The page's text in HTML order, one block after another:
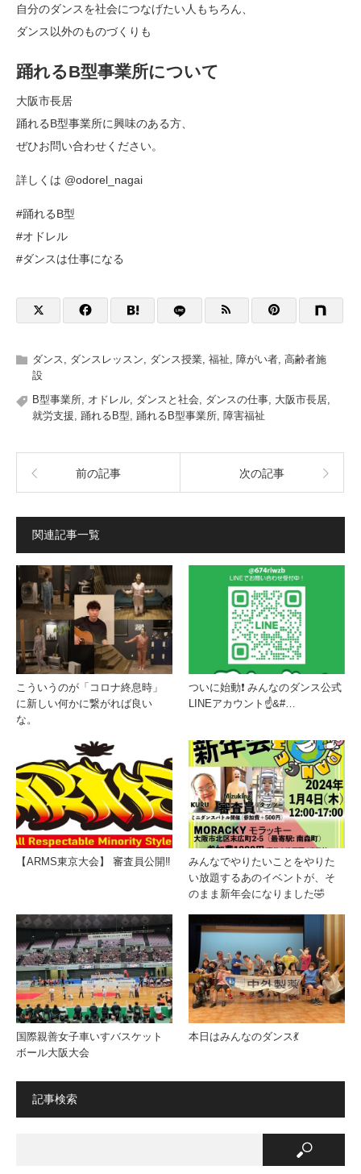
自分のダンスを社会につなげたい人もちろん、
ダンス以外のものづくりも
踊れるB型事業所について
大阪市長居
踊れるB型事業所に興味のある方、
ぜひお問い合わせください。
詳しくは @odorel_nagai
#踊れるB型
#オドレル
#ダンスは仕事になる
ダンス ダンスレッスン ダンス授業 福祉 障がい者 高齢者施
設
B型事業所 オドレル ダンスと社会 ダンスの仕事 大阪市長居
就労支援 踊れるB型 踊れるB型事業所 障害福祉
前の記事 次の記事
関連記事一覧
こういうのが「コロナ終息時」
に新しい何かに繋がれば良い
な。
ついに始動❗️ みんなのダンス公式
LINEアカウント☝&#…
【ARMS東京大会】 審査員公開‼️
みんなでやりたいことをやりた
い放題するあのイベントが、そ
のまま新年会になりました🤣
国際親善女子車いすバスケット
ボール大阪大会
本日はみんなのダンス💃
記事検索